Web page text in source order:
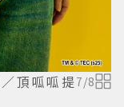
頂呱呱提 7/8